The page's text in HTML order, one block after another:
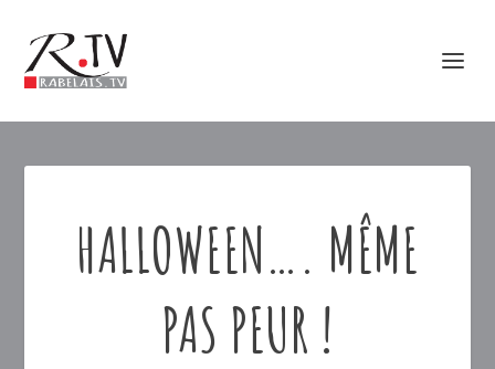
HALLOWEEN…. MÊME
PAS PEUR !